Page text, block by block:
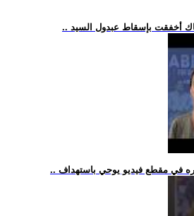
أخفقت بإسقاط عبدول السيد
في مقطع فيديو يوحي باستهداف